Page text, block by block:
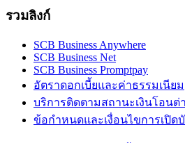
รวมลิงก์
SCB Business Anywhere
SCB Business Net
SCB Business Promptpay
อัตราดอกเบี้ยและค่าธรรมเนียม
บริการติดตามสถานะเงินโอนต่
ข้อกำหนดและเงื่อนไขการเปิด